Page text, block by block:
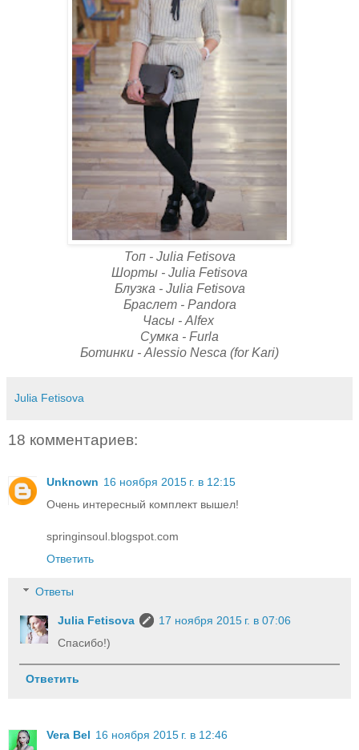
Топ - Julia Fetisova
Шорты - Julia Fetisova
Блузка - Julia Fetisova
Браслет - Pandora
Часы - Alfex
Сумка - Furla
Ботинки - Alessio Nesca (for Kari)
Julia Fetisova
18 комментариев:
Unknown 16 ноября 2015 г. в 12:15
Очень интересный комплект вышел!
springinsoul.blogspot.com
Ответить
Ответы
Julia Fetisova
17 ноября 2015 г. в 07:06
Спасибо!)
Ответить
Vera Bel 16 ноября 2015 г. в 12:46